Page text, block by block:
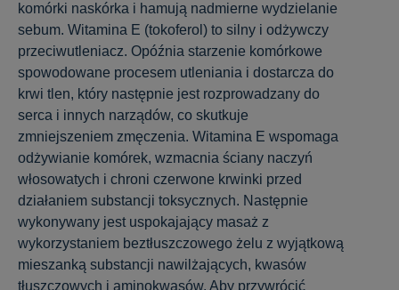
komórki naskórka i hamują nadmierne wydzielanie
sebum. Witamina E (tokoferol) to silny i odżywczy
przeciwutleniacz. Opóźnia starzenie komórkowe
spowodowane procesem utleniania i dostarcza do
krwi tlen, który następnie jest rozprowadzany do
serca i innych narządów, co skutkuje
zmniejszeniem zmęczenia. Witamina E wspomaga
odżywianie komórek, wzmacnia ściany naczyń
włosowatych i chroni czerwone krwinki przed
działaniem substancji toksycznych. Następnie
wykonywany jest uspokajający masaż z
wykorzystaniem beztłuszczowego żelu z wyjątkową
mieszanką substancji nawilżających, kwasów
tłuszczowych i aminokwasów. Aby przywrócić